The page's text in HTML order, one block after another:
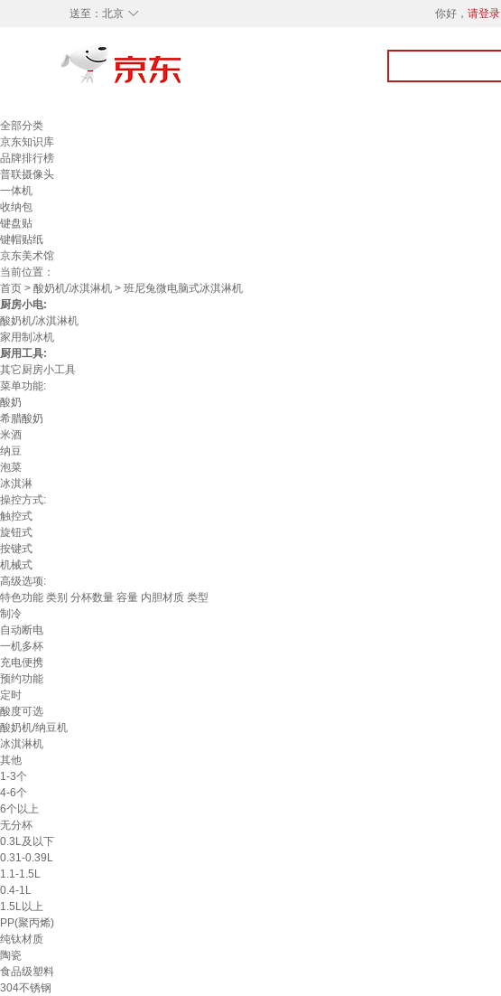
◇
送至： 北京 你好， 请登录
全部分类
京东知识库
品牌排行榜
普联摄像头
一体机
收纳包
键盘贴
键帽贴纸
京东美术馆
当前位置：
首页 > 酸奶机/冰淇淋机 > 班尼兔微电脑式冰淇淋机
厨房小电:
酸奶机/冰淇淋机
家用制冰机
厨用工具:
其它厨房小工具
菜单功能:
酸奶
希腊酸奶
米酒
纳豆
泡菜
冰淇淋
操控方式:
触控式
旋钮式
按键式
机械式
高级选项:
特色功能 类别 分杯数量 容量 内胆材质 类型
制冷
自动断电
一机多杯
充电便携
预约功能
定时
酸度可选
酸奶机/纳豆机
冰淇淋机
其他
1-3个
4-6个
6个以上
无分杯
0.3L及以下
0.31-0.39L
1.1-1.5L
0.4-1L
1.5L以上
PP(聚丙烯)
纯钛材质
陶瓷
食品级塑料
304不锈钢